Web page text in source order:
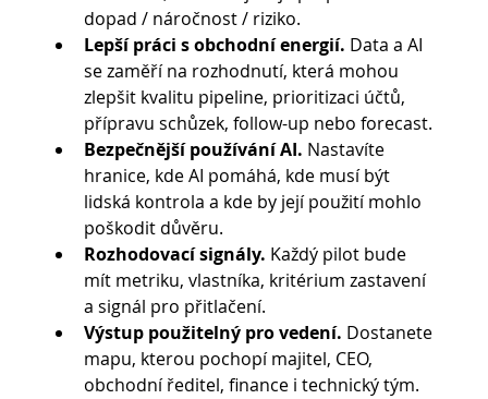
dopad / náročnost / riziko.
Lepší práci s obchodní energií. Data a AI
se zaměří na rozhodnutí, která mohou
zlepšit kvalitu pipeline, prioritizaci účtů,
přípravu schůzek, follow-up nebo forecast.
Bezpečnější používání AI. Nastavíte
hranice, kde AI pomáhá, kde musí být
lidská kontrola a kde by její použití mohlo
poškodit důvěru.
Rozhodovací signály. Každý pilot bude
mít metriku, vlastníka, kritérium zastavení
a signál pro přitlačení.
Výstup použitelný pro vedení. Dostanete
mapu, kterou pochopí majitel, CEO,
obchodní ředitel, finance i technický tým.